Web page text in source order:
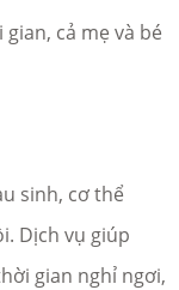
cả mẹ và bé
sinh, cơ thể
Dịch vụ giúp
gian nghỉ ngơi,